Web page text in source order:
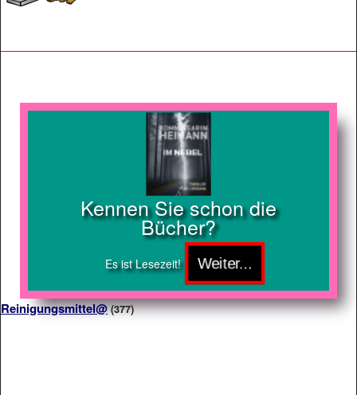
Kennen Sie schon die
Bücher?
Es ist Lesezeit!
Reinigungsmittel@ (377)